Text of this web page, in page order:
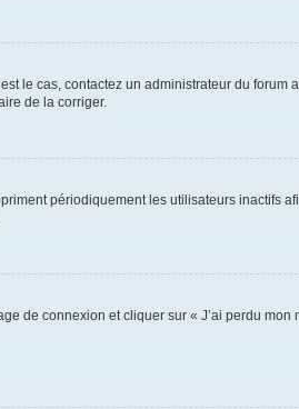
le cas, contactez un administrateur du forum
de la corriger.
périodiquement les utilisateurs inactifs
de connexion et cliquer sur « J’ai perdu mon